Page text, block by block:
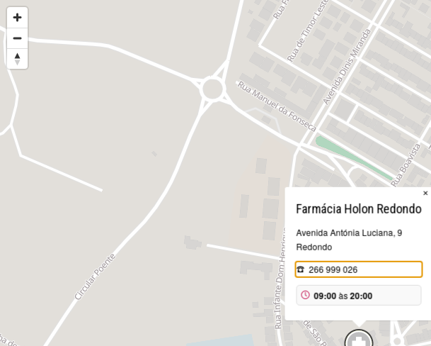
Farmácia Holon Redondo
Avenida Antónia Luciana, 9
Redondo
266 999 026
09:00às20:00
×